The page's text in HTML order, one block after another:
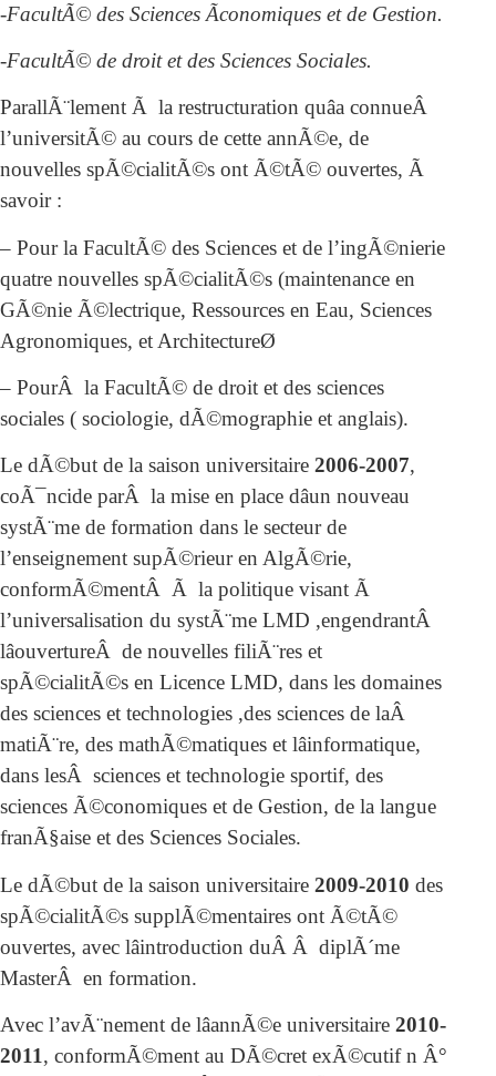
-FacultÃ© des Sciences Ãconomiques et de Gestion.
-FacultÃ© de droit et des Sciences Sociales.
ParallÃ¨lement Ã la restructuration quâa connueÂ
l’universitÃ© au cours de cette annÃ©e, de
nouvelles spÃ©cialitÃ©s ont Ã©tÃ© ouvertes, Ã
savoir :
– Pour la FacultÃ© des Sciences et de l’ingÃ©nierie
quatre nouvelles spÃ©cialitÃ©s (maintenance en
GÃ©nie Ã©lectrique, Ressources en Eau, Sciences
Agronomiques, et ArchitectureØ
– PourÂ la FacultÃ© de droit et des sciences
sociales ( sociologie, dÃ©mographie et anglais).
Le dÃ©but de la saison universitaire 2006-2007,
coÃ¯ncide parÂ la mise en place dâun nouveau
systÃ¨me de formation dans le secteur de
l’enseignement supÃ©rieur en AlgÃ©rie,
conformÃ©mentÂ Ã la politique visant Ã
l’universalisation du systÃ¨me LMD ,engendrantÂ
lâouvertureÂ de nouvelles filiÃ¨res et
spÃ©cialitÃ©s en Licence LMD, dans les domaines
des sciences et technologies ,des sciences de laÂ
matiÃ¨re, des mathÃ©matiques et lâinformatique,
dans lesÂ sciences et technologie sportif, des
sciences Ã©conomiques et de Gestion, de la langue
franÃ§aise et des Sciences Sociales.
Le dÃ©but de la saison universitaire 2009-2010 des
spÃ©cialitÃ©s supplÃ©mentaires ont Ã©tÃ©
ouvertes, avec lâintroduction duÂ Â diplÃ´me
MasterÂ en formation.
Avec l’avÃ¨nement de lâannÃ©e universitaire 2010-
2011, conformÃ©ment au DÃ©cret exÃ©cutif n Â°